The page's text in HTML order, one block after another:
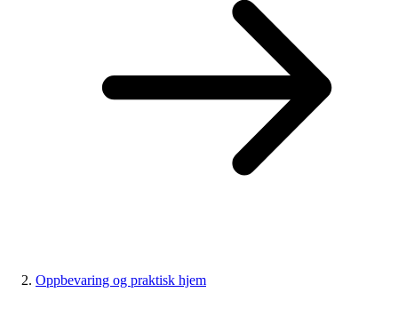
Oppbevaring og praktisk hjem